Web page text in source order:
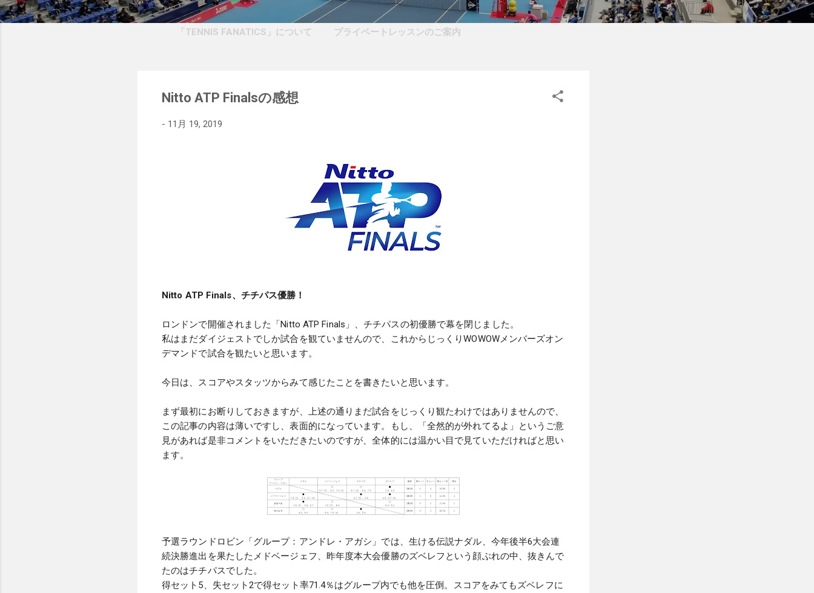
「TENNIS FANATICS」について プライベートレッスンのご案内
Nitto ATP Finalsの感想
- 11月 19, 2019
Nitto ATP Finals、チチパス優勝！
ロンドンで開催されました「Nitto ATP Finals」、チチパスの初優勝で幕を閉じました。
私はまだダイジェストでしか試合を観ていませんので、これからじっくりWOWOWメンバーズオン
デマンドで試合を観たいと思います。
今日は、スコアやスタッツからみて感じたことを書きたいと思います。
まず最初にお断りしておきますが、上述の通りまだ試合をじっくり観たわけではありませんので、
この記事の内容は薄いですし、表面的になっています。もし、「全然的が外れてるよ」というご意
見があれば是非コメントをいただきたいのですが、全体的には温かい目で見ていただければと思い
ます。
予選ラウンドロビン「グループ：アンドレ・アガシ」では、生ける伝説ナダル、今年後半6大会連
続決勝進出を果たしたメドベージェフ、昨年度本大会優勝のズベレフという顔ぶれの中、抜きんで
たのはチチパスでした。
得セット5、失セット2で得セット率71.4％はグループ内でも他を圧倒。スコアをみてもズベレフに